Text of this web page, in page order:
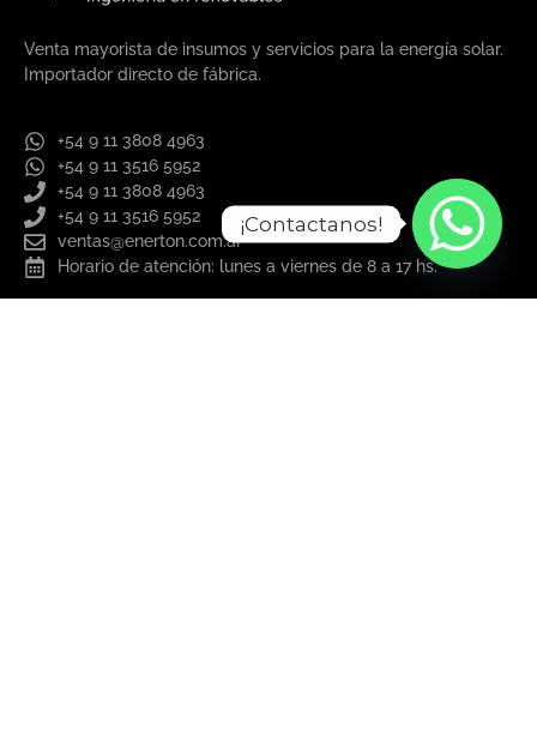
Venta mayorista de insumos y servicios para la energía solar.
Importador directo de fábrica.
+54 9 11 3808 4963
+54 9 11 3516 5952
+54 9 11 3808 4963
+54 9 11 3516 5952
ventas@enerton.com.ar
Horario de atención: lunes a viernes de 8 a 17 hs.
¡Contactanos!